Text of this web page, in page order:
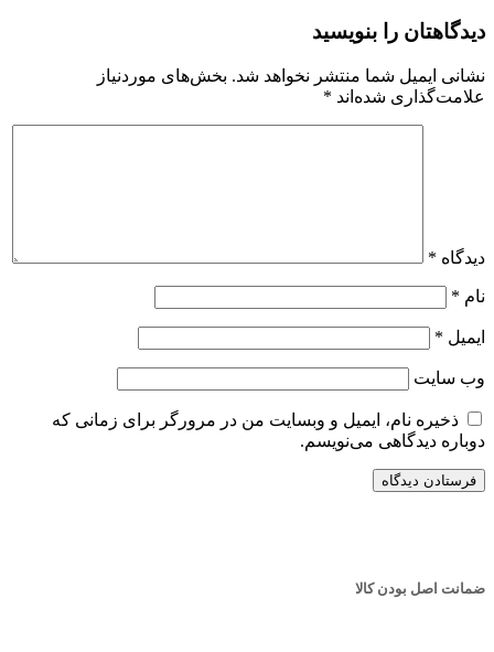
دیدگاهتان را بنویسید
نشانی ایمیل شما منتشر نخواهد شد. بخش‌های موردنیاز
علامت‌گذاری شده‌اند *
دیدگاه *
نام *
ایمیل *
وب‌ سایت
ذخیره نام، ایمیل و وبسایت من در مرورگر برای زمانی که
دوباره دیدگاهی می‌نویسم.
ضمانت اصل بودن کالا